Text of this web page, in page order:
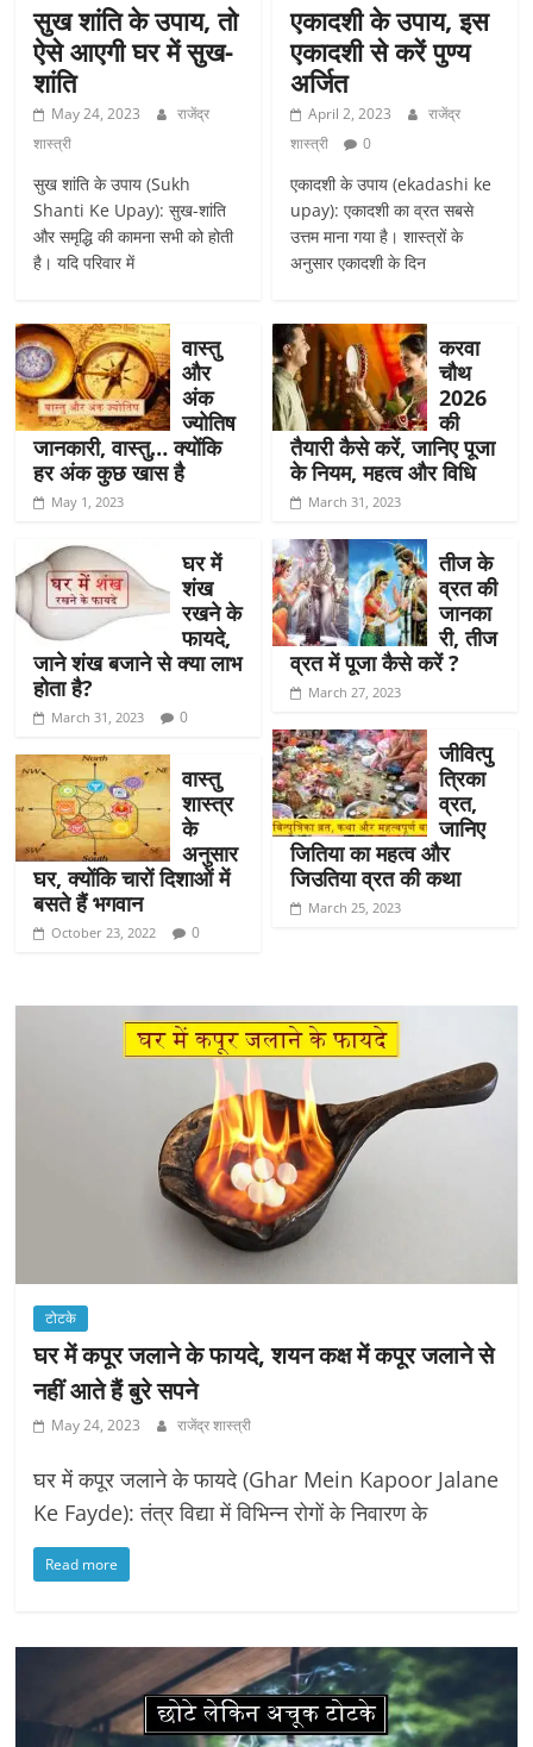
सुख शांति के उपाय, तो
ऐसे आएगी घर में सुख-
शांति
May 24, 2023
राजेंद्र
शास्त्री
सुख शांति के उपाय (Sukh
Shanti Ke Upay): सुख-शांति
और समृद्धि की कामना सभी को होती
है। यदि परिवार में
वास्तु
और
अंक
ज्योतिष
जानकारी, वास्तु… क्योंकि
हर अंक कुछ खास है
May 1, 2023
घर में
शंख
रखने के
फायदे,
जाने शंख बजाने से क्या लाभ
होता है?
March 31, 2023 0
वास्तु
शास्त्र
के
अनुसार
घर, क्योंकि चारों दिशाओं में
बसते हैं भगवान
October 23, 2022 0
एकादशी के उपाय, इस
एकादशी से करें पुण्य
अर्जित
April 2, 2023
राजेंद्र
शास्त्री
0
एकादशी के उपाय (ekadashi ke
upay): एकादशी का व्रत सबसे
उत्तम माना गया है। शास्त्रों के
अनुसार एकादशी के दिन
करवा
चौथ
2026
की
तैयारी कैसे करें, जानिए पूजा
के नियम, महत्व और विधि
March 31, 2023
तीज के
व्रत की
जानका
री, तीज
व्रत में पूजा कैसे करें ?
March 27, 2023
जीवित्पु
त्रिका
व्रत,
जानिए
जितिया का महत्व और
जिउतिया व्रत की कथा
March 25, 2023
टोटके
घर में कपूर जलाने के फायदे, शयन कक्ष में कपूर जलाने से
नहीं आते हैं बुरे सपने
May 24, 2023 राजेंद्र शास्त्री
घर में कपूर जलाने के फायदे (Ghar Mein Kapoor Jalane
Ke Fayde): तंत्र विद्या में विभिन्न रोगों के निवारण के
Read more